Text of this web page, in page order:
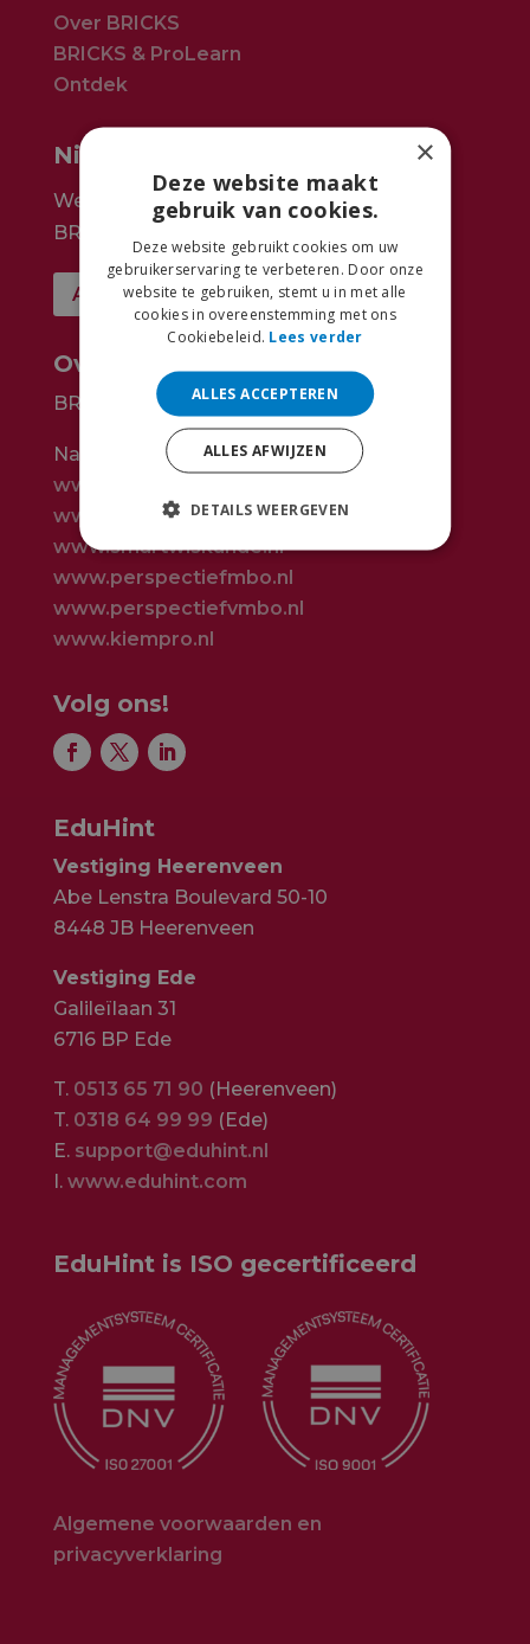
Over BRICKS
BRICKS & ProLearn
Ontdek
Nieuwsbrief
We houden je graag op de hoogte over
BRICKS. Meld je aan voor de nieuwsbrief.
AANMELDEN
Over ons
BRICKS is een product van EduHint.
Naast BRICKS maken wij ook:
www.symbiose.nl
www.smartrekenen.nl
www.smartwiskunde.nl
www.perspectiefmbo.nl
www.perspectiefvmbo.nl
www.kiempro.nl
Volg ons!
EduHint
Vestiging Heerenveen
Abe Lenstra Boulevard 50-10
8448 JB Heerenveen
Vestiging Ede
Galileïlaan 31
6716 BP Ede
T. 0513 65 71 90 (Heerenveen)
T. 0318 64 99 99 (Ede)
E. support@eduhint.nl
I. www.eduhint.com
EduHint is ISO gecertificeerd
Algemene voorwaarden en
privacyverklaring
×
Deze website maakt
gebruik van cookies.
Deze website gebruikt cookies om uw
gebruikerservaring te verbeteren. Door onze
website te gebruiken, stemt u in met alle
cookies in overeenstemming met ons
Cookiebeleid. Lees verder
ALLES ACCEPTEREN
ALLES AFWIJZEN
DETAILS WEERGEVEN